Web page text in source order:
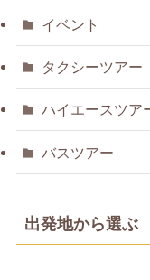
イベント
タクシーツアー
ハイエースツア
バスツアー
出発地から選ぶ